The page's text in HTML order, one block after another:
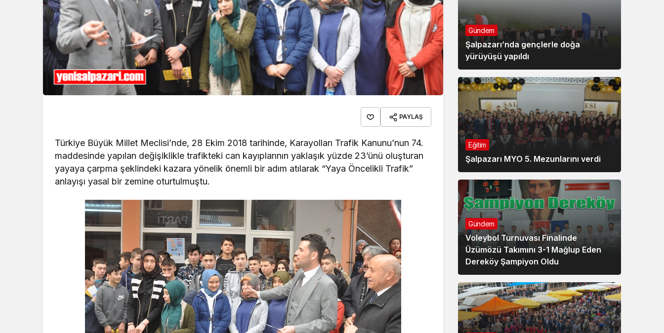
PAYLAŞ
Türkiye Büyük Millet Meclisi’nde, 28 Ekim 2018 tarihinde, Karayolları Trafik Kanunu’nun 74.
maddesinde yapılan değişiklikle trafikteki can kayıplarının yaklaşık yüzde 23’ünü oluşturan
yayaya çarpma şeklindeki kazara yönelik önemli bir adım atılarak “Yaya Öncelikli Trafik”
anlayışı yasal bir zemine oturtulmuştu.
Gündem
Şalpazarı’nda gençlerle doğa
yürüyüşü yapıldı
Eğitim
Şalpazarı MYO 5. Mezunlarını verdi
Gündem
Voleybol Turnuvası Finalinde
Üzümözü Takımını 3-1 Mağlup Eden
Dereköy Şampiyon Oldu